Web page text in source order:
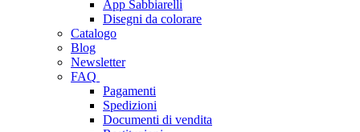
App Sabbiarelli
Disegni da colorare
Catalogo
Blog
Newsletter
FAQ
Pagamenti
Spedizioni
Documenti di vendita